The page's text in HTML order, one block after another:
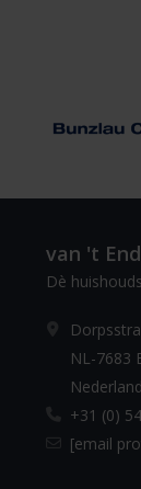
van 't
Dè
NL-7683
Nederland
+31 (0)
[email